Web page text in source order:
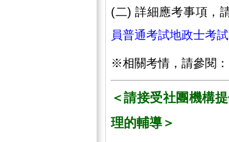
(二) 詳細應考事項，
員普通考試地政士考
※相關考情，請參閱
＜請接受社團機構
理的輔導＞